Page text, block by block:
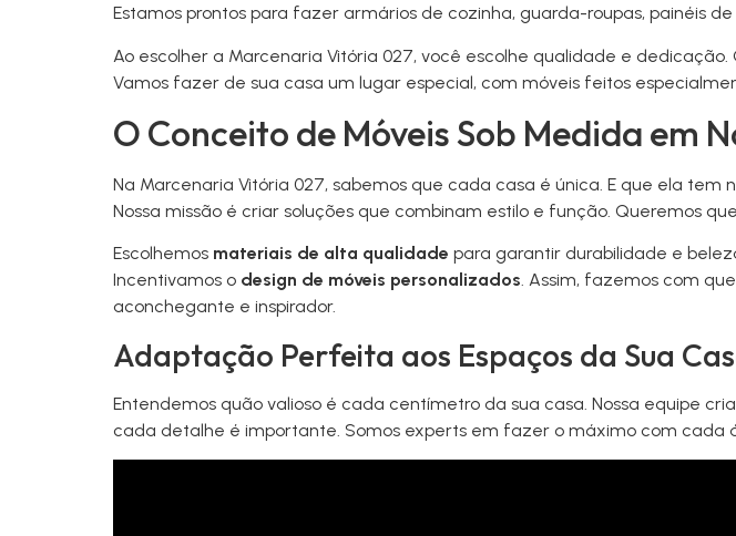
Estamos prontos para fazer armários de cozinha, guarda-roupas, painéis
Ao escolher a Marcenaria Vitória 027, você escolhe qualidade e
Vamos fazer de sua casa um lugar especial, com móveis feitos
O Conceito de Móveis Sob Medida em
Na Marcenaria Vitória 027, sabemos que cada casa é única. E que ela tem
Nossa missão é criar soluções que combinam estilo e função. Queremos
Escolhemos materiais de alta qualidade para garantir durabilidade e
Incentivamos o design de móveis personalizados. Assim, fazemos com
aconchegante e inspirador.
Adaptação Perfeita aos Espaços da Sua
Entendemos quão valioso é cada centímetro da sua casa. Nossa equipe
cada detalhe é importante. Somos experts em fazer o máximo com cada